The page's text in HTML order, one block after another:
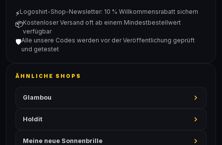
⚡Logoshirt-Shop-Newsletter: 10 % Willkommensrabatt sichern
📦Kostenloser Versand oft ab einem Mindestbestellwert
verfügbar
🛡️Alle unsere Codes werden vor der Veröffentlichung geprüft
und getestet
ÄHNLICHE SHOPS
Glambou
Holdit
Meine neue Sonnenbrille